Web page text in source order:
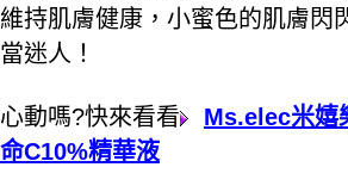
維持肌膚健康，小蜜色的肌膚閃
當迷人！
心動嗎?快來看看
Ms.elec米嬉
命C10%精華液